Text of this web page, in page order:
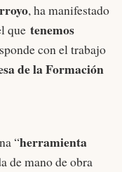
, ha manifestado
que tenemos
con el trabajo
de la Formación
“herramienta
de mano de obra